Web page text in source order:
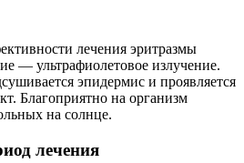
лечения эритразмы
— ультрафиолетовое излучение.
эпидермис и проявляется
Благоприятно на организм
на солнце.
лечения